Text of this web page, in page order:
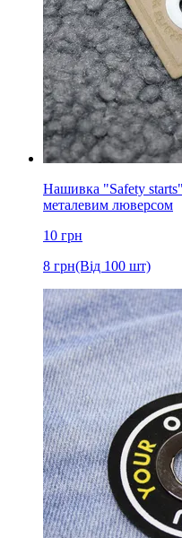
Нашивка "Safety
металевим люверсом
10 грн
8 грн(Від 100 шт)